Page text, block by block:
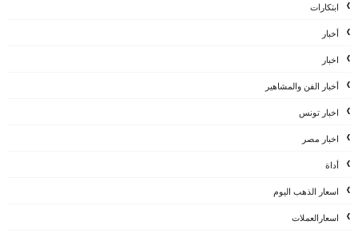
ابتكارات
أخبار
اخبار
أخبار الفن والمشاهير
اخبار تونس
اخبار مصر
أداة
اسعار الذهب اليوم
اسعارالعملات